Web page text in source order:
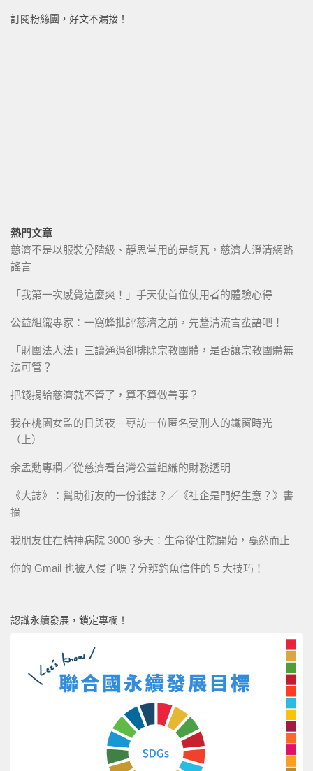
訂閱粉絲團，好文不漏接！
熱門文章
慈濟不是以服裝分階級、靜思堂用的是銅瓦，慈濟人澄清網路
謠言
「我第一次感覺這麼爽！」手天使首位使用者的體驗心得
公益組織專家：一窩蜂批評慈濟之前，先釐清流言蜚語吧！
「財團法人法」三讀通過卻排除宗教團體，是否讓宗教團體無
法可管？
把錢捐給慈濟就不管了，算不算做善事？
我在桃園女監的日與夜－專訪一位匿名受刑人的鐵窗時光
（上）
余孟勳專欄／從慈濟看台灣公益組織的財務透明
《大誌》：幫助街友的一份雜誌？／《社企是門好生意？》書
摘
我朋友住在精神病院 3000 多天：生命從住院開始，戞然而止
你的 Gmail 也被入侵了嗎？分辨釣魚信件的 5 大技巧！
認識永續發展，鎖定專欄！